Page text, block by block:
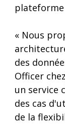
plateforme
« Nous
des
Officer
un service
des cas
de la